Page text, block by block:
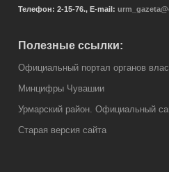
Телефон: 2-15-76., E-mail:
Полезные ссылки:
Официальный портал органов
Минцифры Чувашии
Урмарский район. Официальный
Старая версия сайта